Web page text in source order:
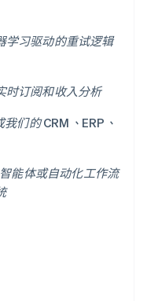
学习驱动的重试逻辑
时订阅和收入分析
们的 CRM、ERP、
能体或自动化工作流